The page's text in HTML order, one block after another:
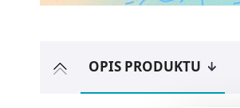
OPIS PRODUKTU